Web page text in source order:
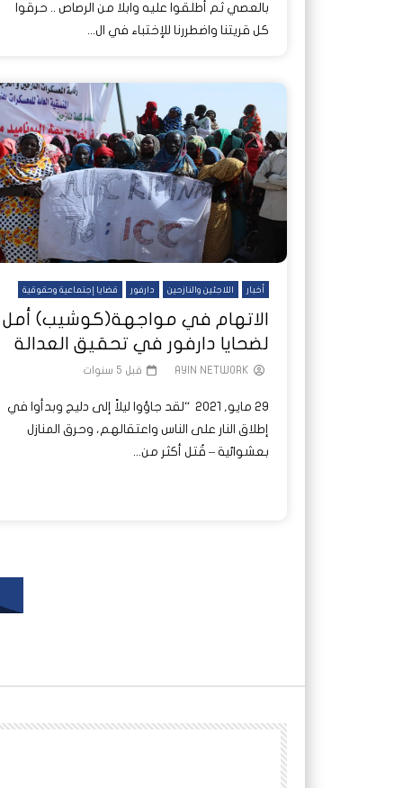
بالعصي ثم أطلقوا عليه وابلا من الرصاص .. حرقوا
كل قريتنا واضطررنا للإختباء في ال...
أخبار اللاجئين والنازحين دارفور قضايا إجتماعية وحقوقية
الاتهام في مواجهة(كوشيب) أمل
لضحايا دارفور في تحقيق العدالة
AYIN NETWORK قبل 5 سنوات
29 مايو, 2021 “لقد جاؤوا ليلاً إلى دليج وبدأوا في
إطلاق النار على الناس واعتقالهم، وحرق المنازل
بعشوائية – قُتل أكثر من...